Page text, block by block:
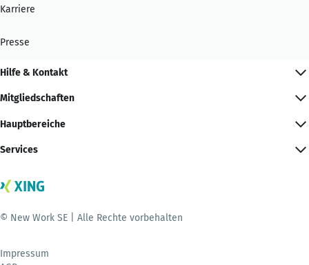
Karriere
Presse
Hilfe & Kontakt
Mitgliedschaften
Hauptbereiche
Services
© New Work SE | Alle Rechte vorbehalten
Impressum